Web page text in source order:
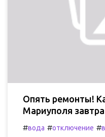
Опять ремонты!
Мариуполя
#вода #отключение #